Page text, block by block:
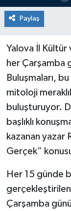
Paylaş
Yalova İl Kültür
her Çarşamba
Buluşmaları,
mitoloji
buluşturuyor.
başlıklı
kazanan yazar
Gerçek”
Her 15 günde
Çarşamba